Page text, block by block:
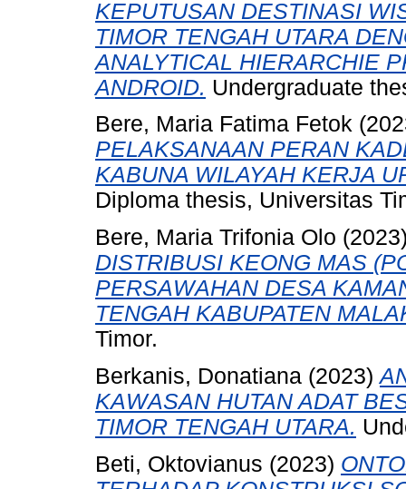
KEPUTUSAN DESTINASI
TIMOR TENGAH UTARA
ANALYTICAL HIERARCHIE
ANDROID. Undergraduate
Bere, Maria Fatima Fetok
PELAKSANAAN PERAN
KABUNA WILAYAH KERJA
Diploma thesis, Universitas
Bere, Maria Trifonia Olo
DISTRIBUSI KEONG MAS
PERSAWAHAN DESA
TENGAH KABUPATEN
Timor.
Berkanis, Donatiana (2023)
KAWASAN HUTAN ADAT
TIMOR TENGAH UTARA.
Beti, Oktovianus (2023)